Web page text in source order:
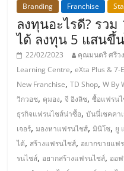
รน
ไชส์
แฟ
รน
ไชส์
Branding Franchise
ลงทุนอะไรดี? รว
ได้ ลงทุน 5 แสนขึ้
22/02/2023 คุณมนตรี ศรีว
Learning Centre,eXta Plus & 7-
New Franchise,TD Shop,W By
วิกวอช, คุมอง,จี อิงลิช,ซื้อแฟรน
ธุรกิจแฟรนไชส์น่าซื้อ,บันนี่เชคคา
เจอร์,มองหาแฟรนไชส์,มินิโซ, ยู
ได้, สร้างแฟรนไชส์, อยากขายแฟ
รนไชส์, อยากสร้างแฟรนไชส์, ออ